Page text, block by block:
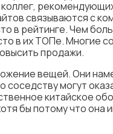
связываются с
в рейтинге. Чем
в их ТОПе. Многие
продажи.
вещей. Они
соседству могут
китайское
бы потому что она